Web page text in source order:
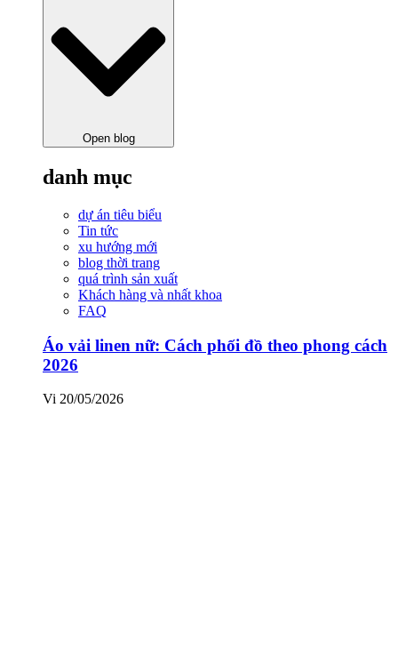
Open blog
danh mục
dự án tiêu biểu
Tin tức
xu hướng mới
blog thời trang
quá trình sản xuất
Khách hàng và nhất khoa
FAQ
Áo vải linen nữ: Cách phối đồ theo phong cách
2026
Vi 20/05/2026